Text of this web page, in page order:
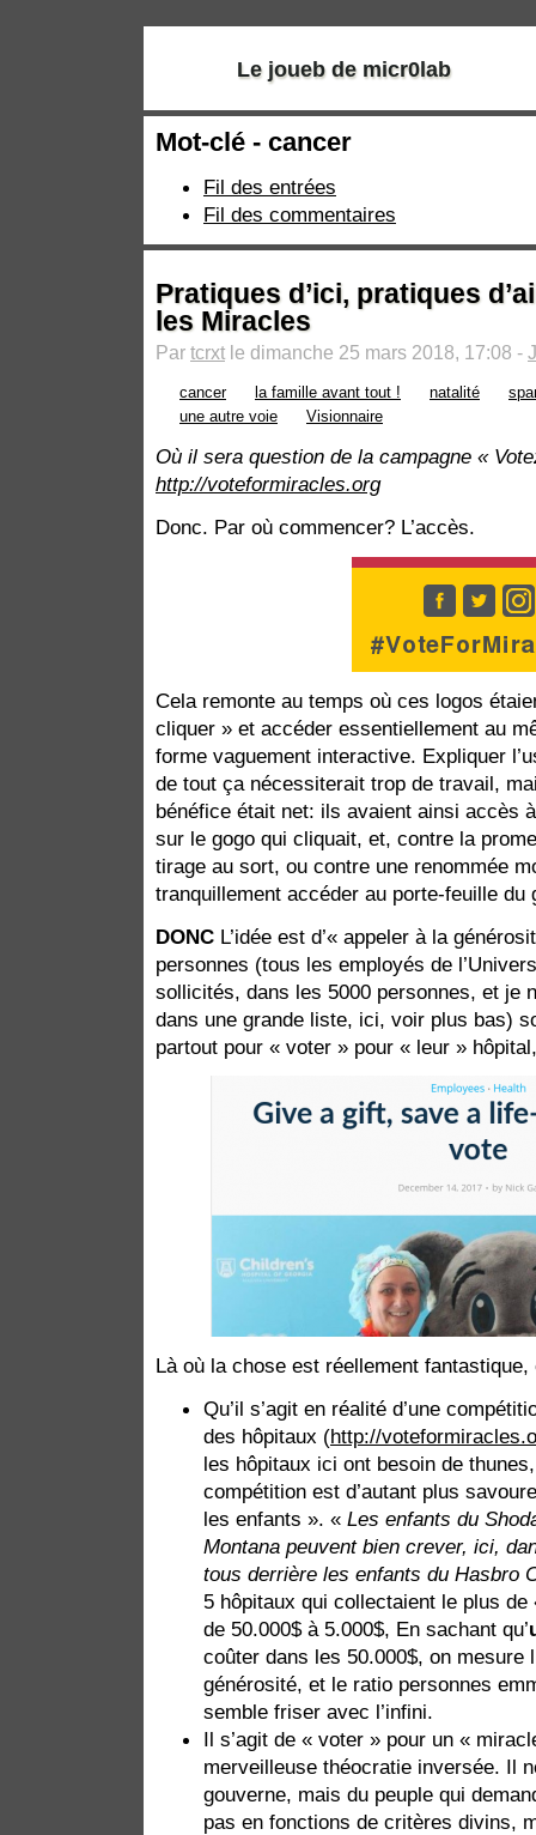
Le joueb de micr0lab
Mot-clé - cancer
Fil des entrées
Fil des commentaires
Pratiques d’ici, pratiques
les Miracles
Par tcrxt le dimanche 25 mars 2018, 17:08 -
cancer la famille avant tout ! natalité
une autre voie
Visionnaire
Où il sera question de la campagne «
http://voteformiracles.org
Donc. Par où commencer? L’accès.
Cela remonte au temps où ces logos
cliquer » et accéder essentiellement au
forme vaguement interactive. Expliquer
de tout ça nécessiterait trop de travail,
bénéfice était net: ils avaient ainsi accès
sur le gogo qui cliquait, et, contre la
tirage au sort, ou contre une renommée
tranquillement accéder au porte-feuille du
DONC L’idée est d’« appeler à la
personnes (tous les employés de
sollicités, dans les 5000 personnes, et je
dans une grande liste, ici, voir plus bas)
partout pour « voter » pour « leur »
Là où la chose est réellement fantastique,
Qu’il s’agit en réalité d’une
des hôpitaux (http://
les hôpitaux ici ont besoin de
compétition est d’autant plus
les enfants ». « Les enfants du
Montana peuvent bien crever, ici,
tous derrière les enfants du Hasbro
5 hôpitaux qui collectaient le plus de
de 50.000$ à 5.000$, En sachant qu’
coûter dans les 50.000$, on mesure
générosité, et le ratio personnes
semble friser avec l’infini.
Il s’agit de « voter » pour un «
merveilleuse théocratie inversée. Il
gouverne, mais du peuple qui
pas en fonctions de critères divins,